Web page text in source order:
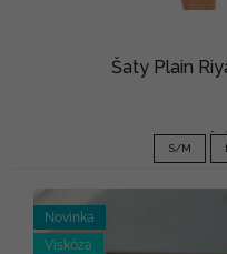
Šaty Plain
1
S/M
Novinka
Viskóza